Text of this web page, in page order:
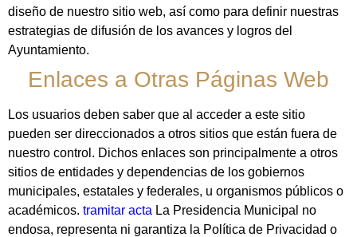
diseño de nuestro sitio web, así como para definir nuestras
estrategias de difusión de los avances y logros del
Ayuntamiento.
Enlaces a Otras Páginas Web
Los usuarios deben saber que al acceder a este sitio
pueden ser direccionados a otros sitios que están fuera de
nuestro control. Dichos enlaces son principalmente a otros
sitios de entidades y dependencias de los gobiernos
municipales, estatales y federales, u organismos públicos o
académicos. tramitar acta La Presidencia Municipal no
endosa, representa ni garantiza la Política de Privacidad o